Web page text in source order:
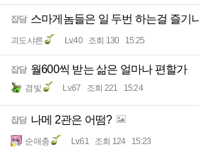
잡담 스마게놈들은 일 두번 하는걸 즐기
괴도샤른 Lv.40 조회 130 15:25
잡담 월600씩 받는 삶은 얼마나 편할가
겸빛 Lv.67 조회 221 15:24
잡담 나메 2관은 어떰?
순애충 Lv.61 조회 124 15:23